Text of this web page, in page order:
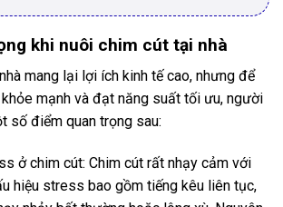
khi nuôi chim cút tại nhà
mang lại lợi ích kinh tế cao, nhưng để
mạnh và đạt năng suất tối ưu, người
số điểm quan trọng sau:
ở chim cút: Chim cút rất nhạy cảm với
hiệu stress bao gồm tiếng kêu liên tục,